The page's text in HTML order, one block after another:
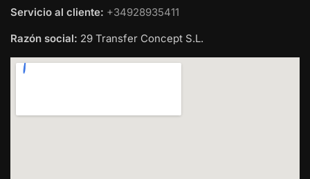
Servicio al cliente: +34928935411
Razón social: 29 Transfer Concept S.L.